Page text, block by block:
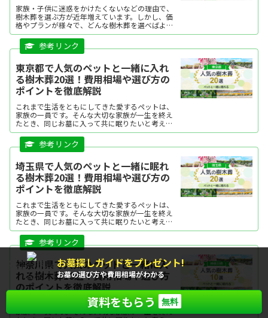
家族・子供に迷惑をかけたくないなどの理由で、
樹木葬を選ぶ方が近年増えています。しかし、価
格やプランが様々で、どんな樹木葬を選べばよい
か迷う方も多いですよね。今回は、町田市で人気
の樹木葬を、ランキング形式にてご紹介します。
それぞれの特徴を分か...
東京都で人気のペットと一緒に入れ
る樹木葬20選！費用相場や選び方の
ポイントを徹底解説
これまで生活をともにしてきた愛するペットは、
家族の一員です。そんな大切な家族が一生を終え
たとき、同じお墓に入って共に眠りたいと考える
方は多いのではないでしょうか？今回は、ペット
と一緒に眠ることができる、東京都で人気の樹木
葬をランキング形式で...
埼玉県で人気のペットと一緒に眠れ
る樹木葬20選！費用相場や選び方の
ポイントを徹底解説
これまで生活をともにしてきた愛するペットは、
家族の一員です。そんな大切な家族が一生を終え
たとき、同じお墓に入って共に眠りたいと考える
方は多いのではないでしょうか？今回は、ペット
と一緒に眠ることができる、埼玉県で人気の樹木
葬をランキング形式で...
神奈川県で人気のペットと一緒に入
れる樹木葬10選！費用相場や選び方
のポイントを徹底解説
これまで生活をともにしてきた愛するペットは、
家族の一員です。そんな大切な家族が一生を終え
もれなく
全員に お墓探しガイドをプレゼント!
お墓の選び方や費用相場がわかる
資料をもらう 無料